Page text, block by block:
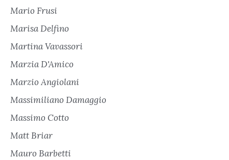
Mario Frusi
Marisa Delfino
Martina Vavassori
Marzia D'Amico
Marzio Angiolani
Massimiliano Damaggio
Massimo Cotto
Matt Briar
Mauro Barbetti